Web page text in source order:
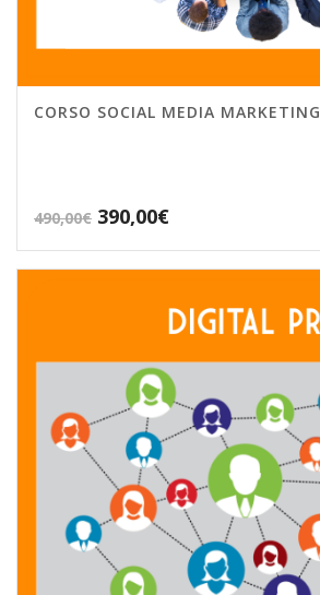
CORSO SOCIAL MEDIA MARKETING
490,00€ 390,00€